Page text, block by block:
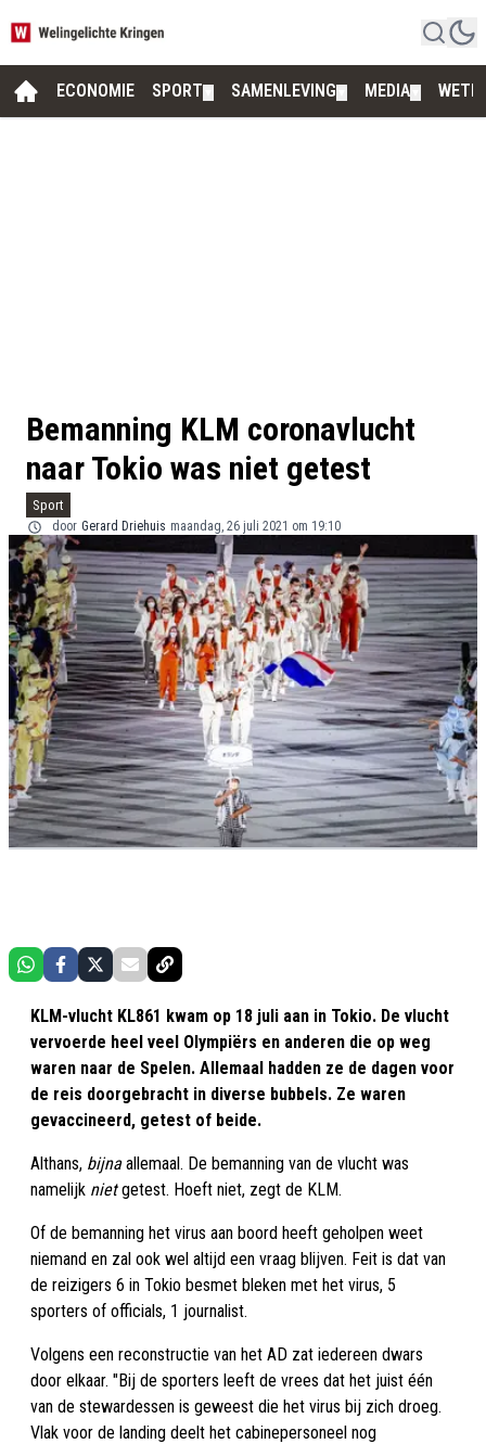
ECONOMIE SPORT SAMENLEVING MEDIA
Bemanning KLM coronavlucht
naar Tokio was niet getest
Sport
door Gerard Driehuis maandag, 26 juli 2021 om 19:10
KLM-vlucht KL861 kwam op 18 juli aan in Tokio. De vlucht
vervoerde heel veel Olympiërs en anderen die op weg
waren naar de Spelen. Allemaal hadden ze de dagen voor
de reis doorgebracht in diverse bubbels. Ze waren
gevaccineerd, getest of beide.
Althans, bijnaallemaal. De bemanning van de vlucht was
namelijk nietgetest. Hoeft niet, zegt de KLM.
Of de bemanning het virus aan boord heeft geholpen weet
niemand en zal ook wel altijd een vraag blijven. Feit is dat van
de reizigers 6 in Tokio besmet bleken met het virus, 5
sporters of officials, 1 journalist.
Volgens een reconstructie van het AD zat iedereen dwars
door elkaar. "Bij de sporters leeft de vrees dat het juist één
van de stewardessen is geweest die het virus bij zich droeg.
Vlak voor de landing deelt het cabinepersoneel nog